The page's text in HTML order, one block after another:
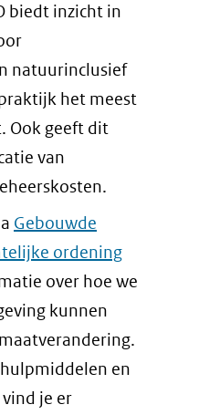
biedt inzicht in
natuurinclusief
het meest
Ook geeft dit
van
Gebouwde
ordening
over hoe we
kunnen
en
je er